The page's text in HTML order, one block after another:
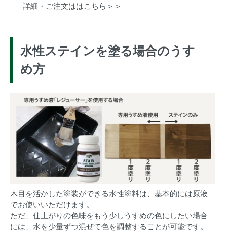
詳細・ご注文ははこちら＞＞
水性ステインを塗る場合のうす
め方
木目を活かした塗装ができる水性塗料は、基本的には原液
でお使いいただけます。
ただ、仕上がりの色味をもう少しうすめの色にしたい場合
には、水を少量ずつ混ぜて色を調整することが可能です。